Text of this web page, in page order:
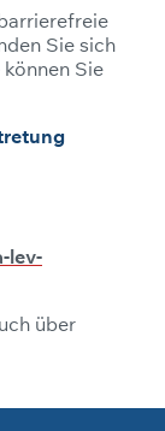
Sie sich
Sie
lev-
über